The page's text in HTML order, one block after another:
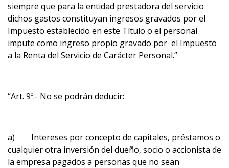
siempre que para la entidad prestadora del servicio
dichos gastos constituyan ingresos gravados por el
Impuesto establecido en este Título o el personal
impute como ingreso propio gravado por el Impuesto
a la Renta del Servicio de Carácter Personal.”
“Art. 9º.- No se podrán deducir:
a) Intereses por concepto de capitales, préstamos o
cualquier otra inversión del dueño, socio o accionista de
la empresa pagados a personas que no sean